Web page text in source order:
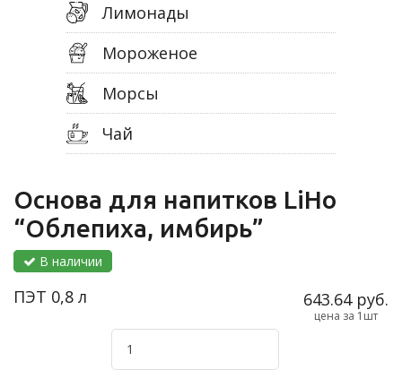
Лимонады
Мороженое
Морсы
Чай
Основа для напитков LiHo
“Облепиха, имбирь”
В наличии
ПЭТ 0,8 л 643.64 руб.
цена за 1шт